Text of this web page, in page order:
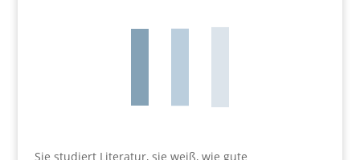
Sie studiert Literatur, sie weiß, wie gute